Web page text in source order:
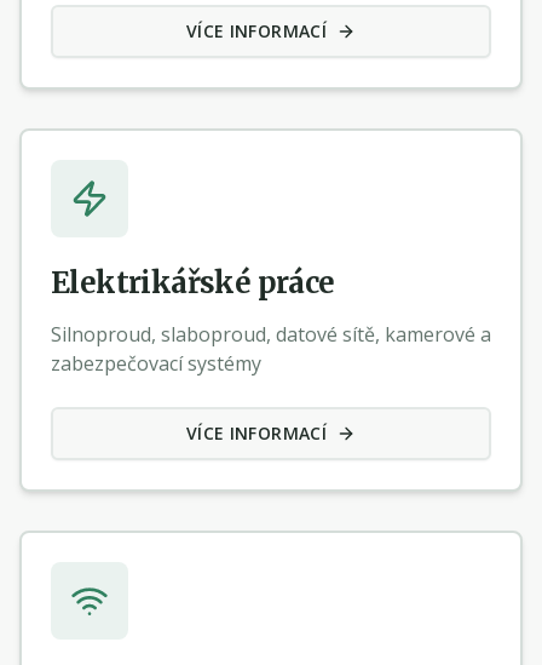
VÍCE INFORMACÍ
Elektrikářské práce
Silnoproud, slaboproud, datové sítě, kamerové a
zabezpečovací systémy
VÍCE INFORMACÍ